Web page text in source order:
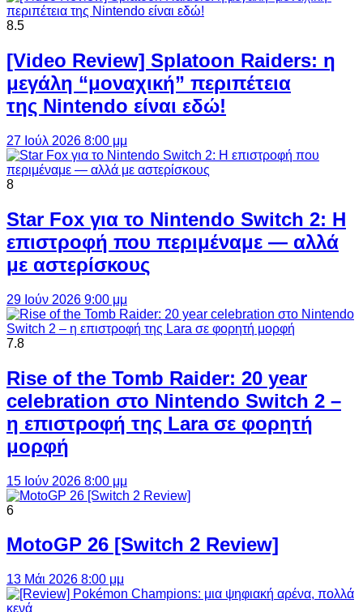
8.5
[Video Review] Splatoon Raiders: η
μεγάλη “μοναχική” περιπέτεια
της Nintendo είναι εδώ!
27 Ιούλ 2026 8:00 μμ
8
Star Fox για το Nintendo Switch 2: Η
επιστροφή που περιμέναμε — αλλά
με αστερίσκους
29 Ιούν 2026 9:00 μμ
7.8
Rise of the Tomb Raider: 20 year
celebration στο Nintendo Switch 2 –
η επιστροφή της Lara σε φορητή
μορφή
15 Ιούν 2026 8:00 μμ
6
MotoGP 26 [Switch 2 Review]
13 Μάι 2026 8:00 μμ